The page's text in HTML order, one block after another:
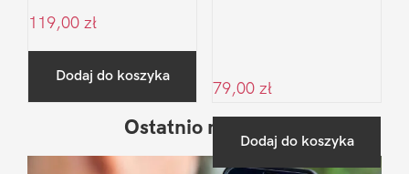
119,00 zł
Dodaj do koszyka
79,00 zł
Dodaj do koszyka
Sidebar
Ostatnio na blogu